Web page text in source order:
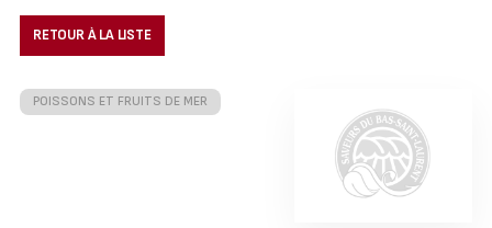
RETOUR À LA LISTE
POISSONS ET FRUITS DE MER